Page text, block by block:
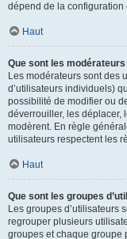
dépend de la configuration
Haut
Que sont les modérateurs
Les modérateurs sont des
d’utilisateurs individuels)
possibilité de modifier ou
déverrouiller, les déplacer,
modèrent. En règle
utilisateurs respectent les
Haut
Que sont les groupes
Les groupes d’utilisateurs
regrouper plusieurs
groupes et chaque groupe